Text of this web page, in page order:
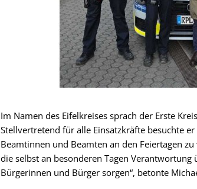
Im Namen des Eifelkreises sprach der Erste
Stellvertretend für alle Einsatzkräfte besuchte
Beamtinnen und Beamten an den Feiertagen
die selbst an besonderen Tagen
Bürgerinnen und Bürger sorgen“, betonte